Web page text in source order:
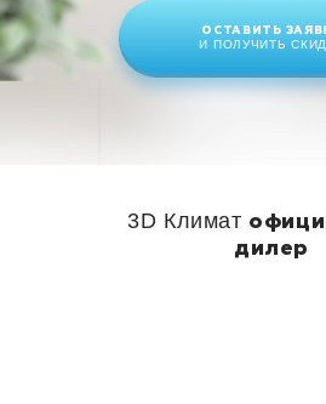
ОСТАВИТЬ
И ПОЛУЧИТЬ
3D Климат
дилер